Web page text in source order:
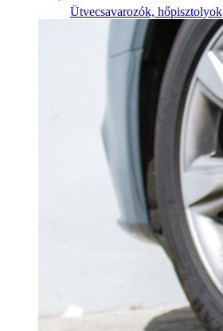
Ütvecsavarozók, hőpisztolyok